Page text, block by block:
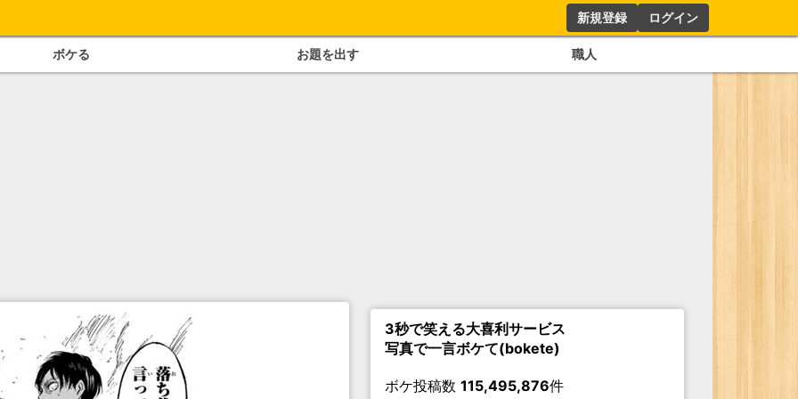
新規登録 ログイン
ボケる お題を出す 職人
3秒で笑える大喜利サービス
写真で一言ボケて(bokete)
ボケ投稿数 115,495,876件